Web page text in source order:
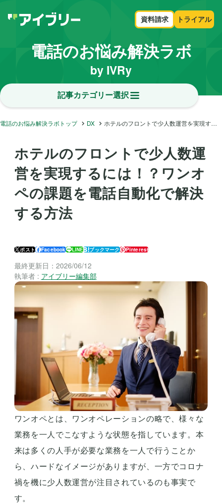
資料請求 トライアル
電話のお悩み解決ラボ
by IVRy
記事カテゴリー選択
電話のお悩み解決ラボトップ DX ホテルのフロントで少人数運営を実現するには！？ワンオペの課題を電話自動化で解決する方法
ホテルのフロントで少人数運
営を実現するには！？ワンオ
ペの課題を電話自動化で解決
する方法
ポスト Facebook LINE ブックマーク Pinterest
最終更新日： 2026/06/12
執筆者 : アイブリー編集部
ワンオペとは、ワンオペレーションの略で、様々な
業務を一人でこなすような状態を指しています。本
来は多くの人手が必要な業務を一人で行うことか
ら、ハードなイメージがありますが、一方でコロナ
禍を機に少人数運営が注目されているのも事実で
す。